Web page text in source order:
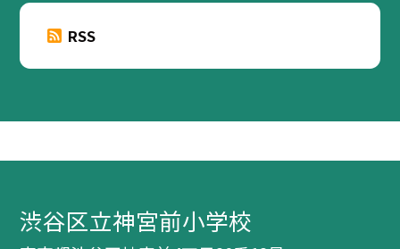
RSS
渋谷区立神宮前小学校